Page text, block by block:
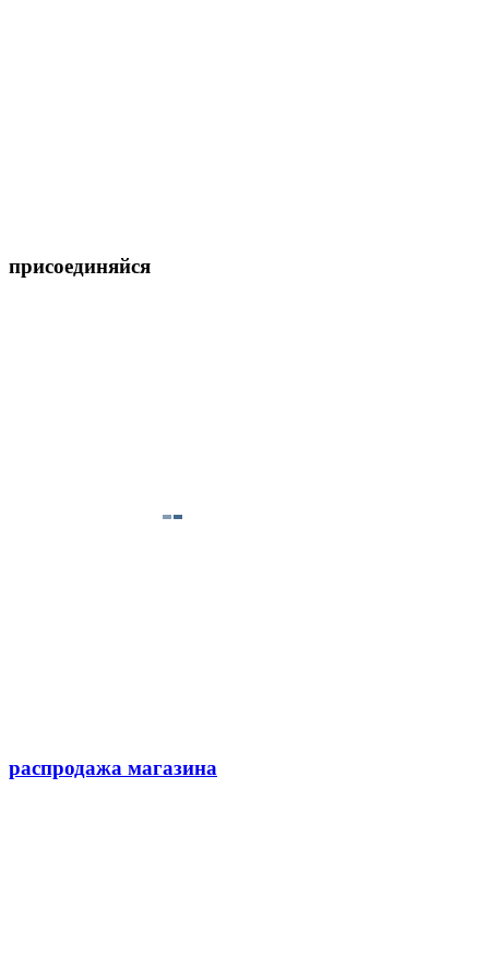
присоединяйся
распродажа магазина